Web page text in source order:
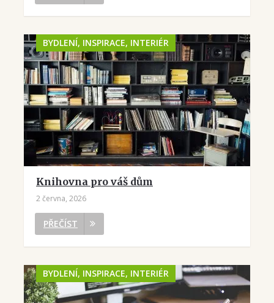
BYDLENÍ, INSPIRACE, INTERIÉR
Knihovna pro váš dům
2 června, 2026
PŘEČÍST
BYDLENÍ, INSPIRACE, INTERIÉR